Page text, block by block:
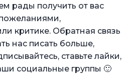
рады получить от вас
критике. Обратная связь
нас писать больше,
ставьте лайки,
социальные группы 🙂